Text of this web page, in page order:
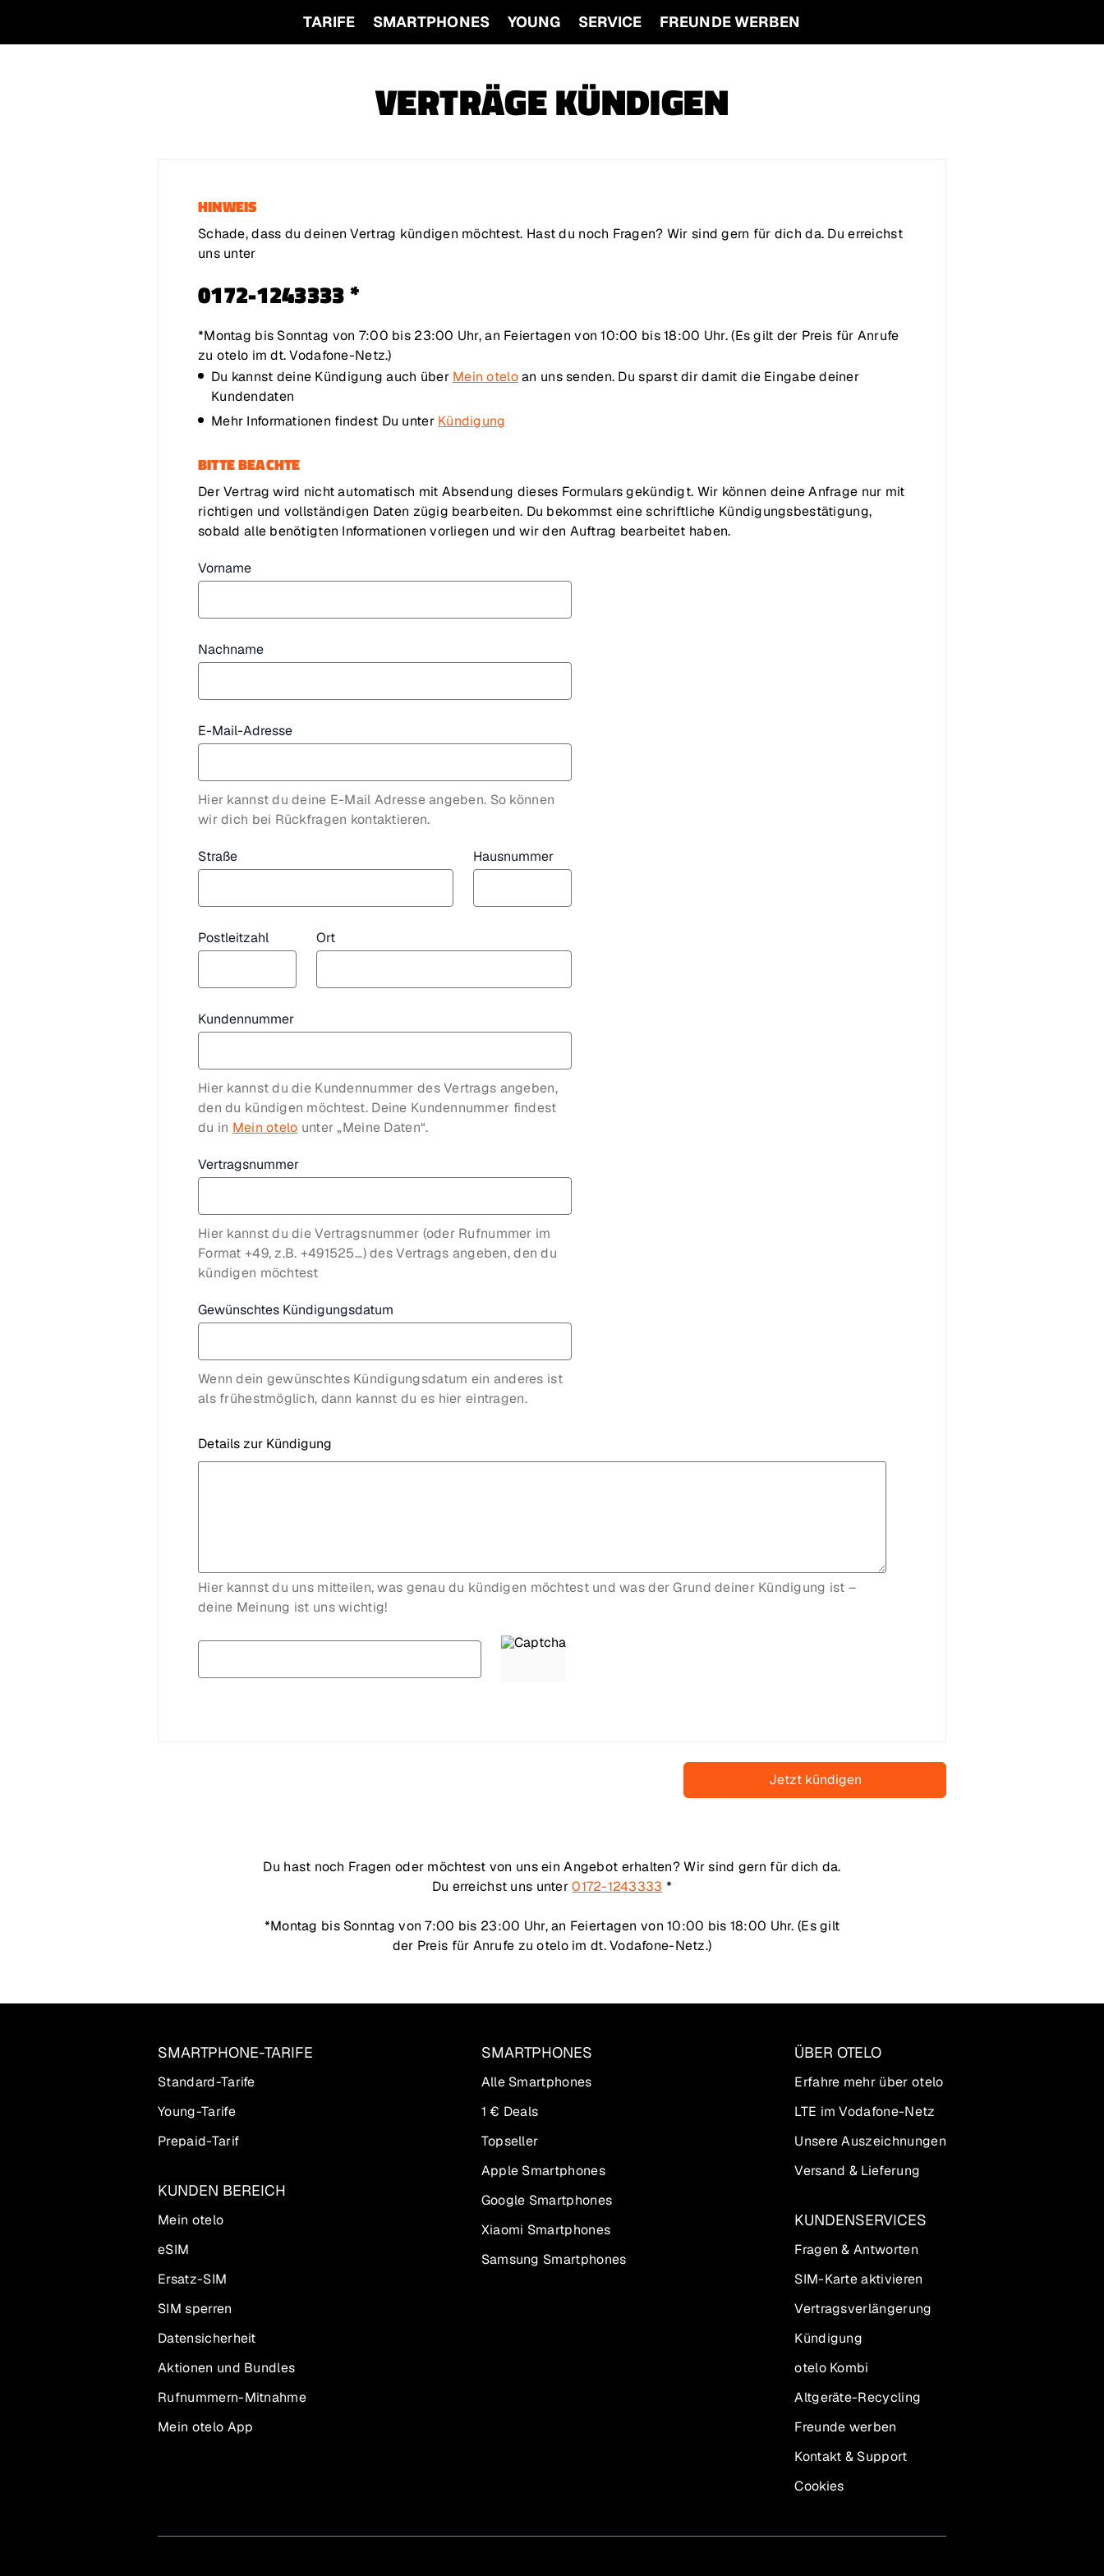
TARIFE SMARTPHONES YOUNG SERVICE FREUNDE WERBEN
VERTRÄGE KÜNDIGEN
HINWEIS
Schade, dass du deinen Vertrag kündigen möchtest. Hast du noch Fragen? Wir sind gern für dich da. Du erreichst
uns unter
0172-1243333 *
*Montag bis Sonntag von 7:00 bis 23:00 Uhr, an Feiertagen von 10:00 bis 18:00 Uhr. (Es gilt der Preis für Anrufe
zu otelo im dt. Vodafone-Netz.)
Du kannst deine Kündigung auch über Mein oteloan uns senden. Du sparst dir damit die Eingabe deiner
Kundendaten
Mehr Informationen findest Du unter Kündigung
BITTE BEACHTE
Der Vertrag wird nicht automatisch mit Absendung dieses Formulars gekündigt. Wir können deine Anfrage nur mit
richtigen und vollständigen Daten zügig bearbeiten. Du bekommst eine schriftliche Kündigungsbestätigung,
sobald alle benötigten Informationen vorliegen und wir den Auftrag bearbeitet haben.
Vorname
Nachname
E-Mail-Adresse
Hier kannst du deine E-Mail Adresse angeben. So können
wir dich bei Rückfragen kontaktieren.
Straße Hausnummer
Postleitzahl Ort
Kundennummer
Hier kannst du die Kundennummer des Vertrags angeben,
den du kündigen möchtest. Deine Kundennummer findest
du in Mein otelo unter „Meine Daten“.
Vertragsnummer
Hier kannst du die Vertragsnummer (oder Rufnummer im
Format +49, z.B. +491525...) des Vertrags angeben, den du
kündigen möchtest
Gewünschtes Kündigungsdatum
Wenn dein gewünschtes Kündigungsdatum ein anderes ist
als frühestmöglich, dann kannst du es hier eintragen.
Details zur Kündigung
Hier kannst du uns mitteilen, was genau du kündigen möchtest und was der Grund deiner Kündigung ist –
deine Meinung ist uns wichtig!
Jetzt kündigen
Du hast noch Fragen oder möchtest von uns ein Angebot erhalten? Wir sind gern für dich da.
Du erreichst uns unter0172-1243333 *
*Montag bis Sonntag von 7:00 bis 23:00 Uhr, an Feiertagen von 10:00 bis 18:00 Uhr. (Es gilt
der Preis für Anrufe zu otelo im dt. Vodafone-Netz.)
SMARTPHONE-TARIFE
Standard-Tarife
Young-Tarife
Prepaid-Tarif
KUNDEN BEREICH
Mein otelo
eSIM
Ersatz-SIM
SIM sperren
Datensicherheit
Aktionen und Bundles
Rufnummern-Mitnahme
Mein otelo App
SMARTPHONES
Alle Smartphones
1 € Deals
Topseller
Apple Smartphones
Google Smartphones
Xiaomi Smartphones
Samsung Smartphones
ÜBER OTELO
Erfahre mehr über otelo
LTE im Vodafone-Netz
Unsere Auszeichnungen
Versand & Lieferung
KUNDENSERVICES
Fragen & Antworten
SIM-Karte aktivieren
Vertragsverlängerung
Kündigung
otelo Kombi
Altgeräte-Recycling
Freunde werben
Kontakt & Support
Cookies